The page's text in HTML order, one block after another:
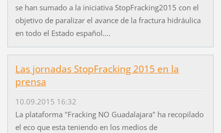
se han sumado a la iniciativa StopFracking2015 con el
objetivo de paralizar el avance de la fractura hidráulica
en todo el Estado español....
Las jornadas StopFracking 2015 en la
prensa
10.09.2015 16:32
La plataforma "Fracking NO Guadalajara" ha recopilado
el eco que esta teniendo en los medios de